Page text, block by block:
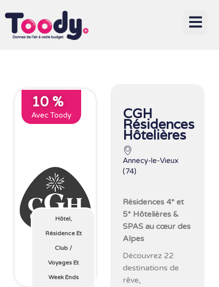
10 %
Avec Toody
Hôtel,
Résidence Et
Club /
Voyages Et
Week Ends
CGH
Résidences
Hôtelières
Annecy-le-Vieux
(74)
Résidences 4* et
5* Hôtelières &
SPAS au cœur des
Alpes
Découvrez 22
destinations de
rêve,